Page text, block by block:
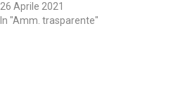
26 Aprile 2021
In "Amm. trasparente"